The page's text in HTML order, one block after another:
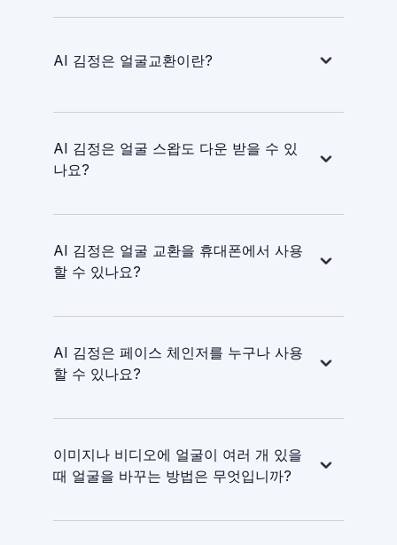
AI 김정은 얼굴교환이란?
AI 김정은 얼굴 스왑도 다운 받을 수 있
나요?
AI 김정은 얼굴 교환을 휴대폰에서 사용
할 수 있나요?
AI 김정은 페이스 체인저를 누구나 사용
할 수 있나요?
이미지나 비디오에 얼굴이 여러 개 있을
때 얼굴을 바꾸는 방법은 무엇입니까?